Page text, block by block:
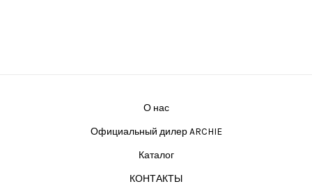
О нас
Официальный дилер ARCHIE
Каталог
КОНТАКТЫ